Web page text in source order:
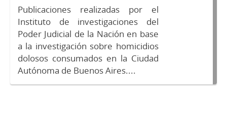
Publicaciones realizadas por el
Instituto de investigaciones del
Poder Judicial de la Nación en base
a la investigación sobre homicidios
dolosos consumados en la Ciudad
Autónoma de Buenos Aires....